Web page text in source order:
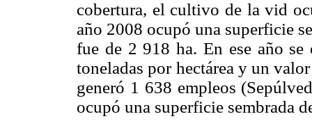
cobertura, el cultivo de la vid
año 2008 ocupó una superficie
fue de 2 918 ha. En ese año
toneladas por hectárea y un
generó 1 638 empleos
ocupó una superficie sembrada